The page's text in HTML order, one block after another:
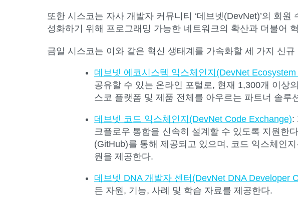
또한 시스코는 자사 개발자 커뮤니티 ‘데브넷(DevNet)’의 회
성화하기 위해 프로그래밍 가능한 네트워크의 확산과 더불어
금일 시스코는 이와 같은 혁신 생태계를 가속화할 세 가지 신
데브넷 에코시스템 익스체인지(DevNet
공유할 수 있는 온라인 포털로, 현재 1,300개 이상
스코 플랫폼 및 제품 전체를 아우르는 파트너 솔루
데브넷 코드 익스체인지(DevNet Code Exchange):
크플로우 통합을 신속히 설계할 수 있도록 지원한
(GitHub)를 통해 제공되고 있으며, 코드 익스체인
원을 제공한다.
데브넷 DNA 개발자 센터(DevNet DNA Developer
든 자원, 기능, 사례 및 학습 자료를 제공한다.